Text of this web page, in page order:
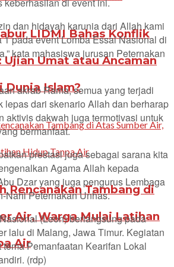
LIDMI Bahas Konflik
Ujian Umat atau Ancaman
Dunia Islam?
Rencanakan Tambang di
Air, Warga Mulai Latihan
Air
dan hidayah karunia dari Allah kami
1 pada event Lomba Essai Nasional di
kata mahasiswa jurusan Peternakan
akrab Rama, semua yang terjadi
lepas dari skenario Allah dan berharap
aktivis dakwah juga termotivasi untuk
bermanfaat.
prestasi juga sebagai sarana kita
Agama Allah kepada
Dzar yang juga pengurus Lembaga
Nahl Peternakan Unhas.
(Leon) berlangsung pada
lalu di Malang, Jawa Timur. Kegiatan
Pemanfaatan Kearifan Lokal
(rdp)